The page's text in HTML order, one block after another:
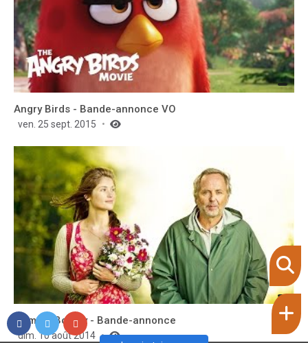
Angry Birds - Bande-annonce VO
ven. 25 sept. 2015
Gemma Bovery - Bande-annonce
dim. 10 août 2014